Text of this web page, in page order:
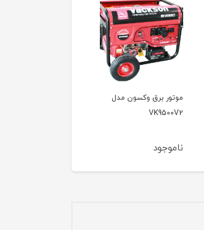
موتور برق وکسون مدل
VK9500V
ناموجود